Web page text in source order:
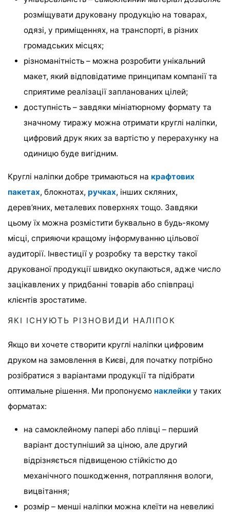
розміщувати друковану продукцію на товарах,
одязі, у приміщеннях, на транспорті, в різних
громадських місцях;
різноманітність – можна розробити унікальний
макет, який відповідатиме принципам компанії та
сприятиме реалізації запланованих цілей;
доступність – завдяки мініатюрному формату та
значному тиражу можна отримати круглі наліпки,
цифровий друк яких за вартістю у перерахунку на
одиницю буде вигідним.
Круглі наліпки добре тримаються на крафтових
пакетах, блокнотах, ручках, інших скляних,
дерев’яних, металевих поверхнях тощо. Завдяки
цьому їх можна розмістити буквально в будь-якому
місці, сприяючи кращому інформуванню цільової
аудиторії. Інвестиції у розробку та верстку такої
друкованої продукції швидко окупаються, адже число
зацікавлених у придбанні товарів або співпраці
клієнтів зростатиме.
ЯКІ ІСНУЮТЬ РІЗНОВИДИ НАЛІПОК
Якщо ви хочете створити круглі наліпки цифровим
друком на замовлення в Києві, для початку потрібно
розібратися з варіантами продукції та підібрати
оптимальне рішення. Ми пропонуємо наклейки у таких
форматах:
на самоклейному папері або плівці – перший
варіант доступніший за ціною, але другий
відрізняється підвищеною стійкістю до
механічного пошкодження, потрапляння вологи,
вицвітання;
розмір – менші наліпки можна клеїти на невеликі